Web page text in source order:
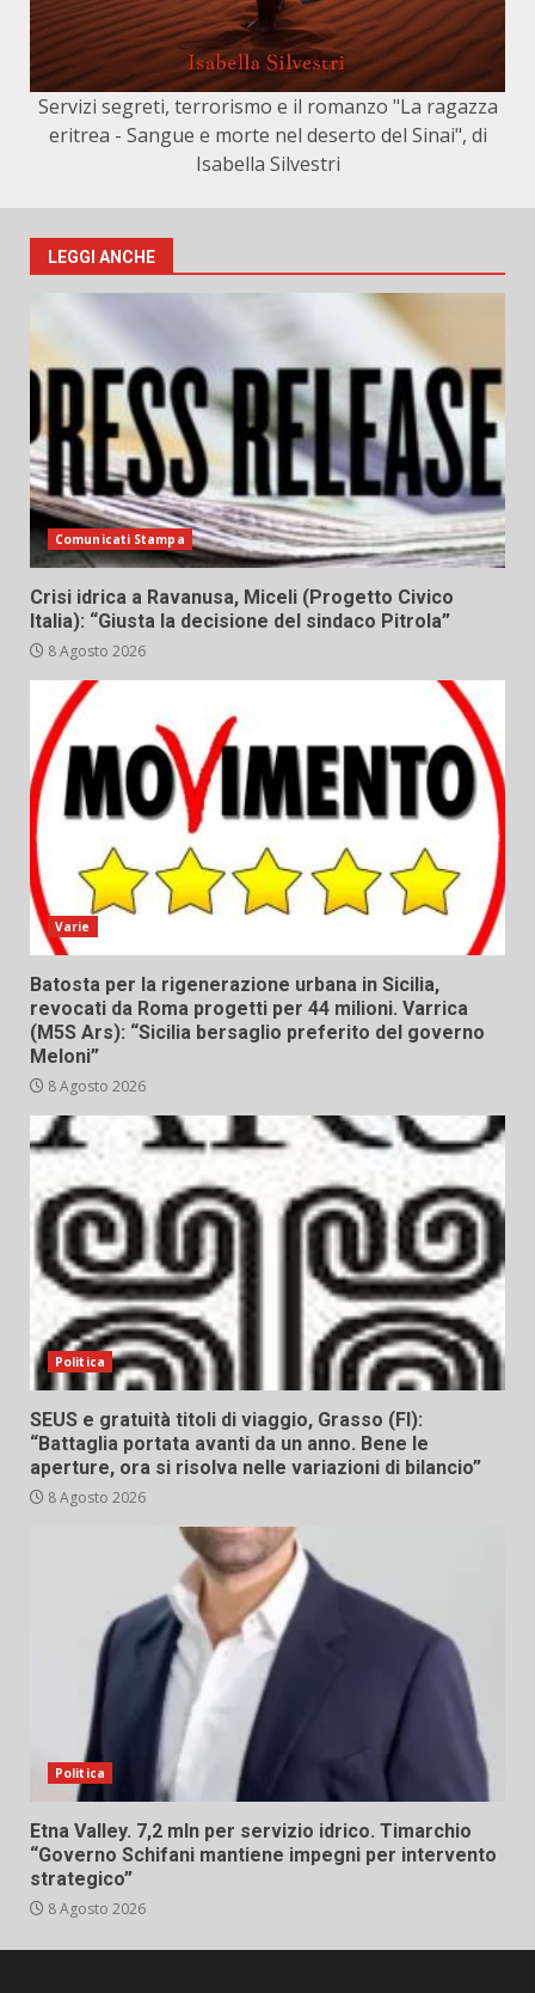
Servizi segreti, terrorismo e il romanzo "La ragazza
eritrea - Sangue e morte nel deserto del Sinai", di
Isabella Silvestri
LEGGI ANCHE
Comunicati Stampa
Crisi idrica a Ravanusa, Miceli (Progetto Civico
Italia): “Giusta la decisione del sindaco Pitrola”
8 Agosto 2026
Varie
Batosta per la rigenerazione urbana in Sicilia,
revocati da Roma progetti per 44 milioni. Varrica
(M5S Ars): “Sicilia bersaglio preferito del governo
Meloni”
8 Agosto 2026
Politica
SEUS e gratuità titoli di viaggio, Grasso (FI):
“Battaglia portata avanti da un anno. Bene le
aperture, ora si risolva nelle variazioni di bilancio”
8 Agosto 2026
Politica
Etna Valley. 7,2 mln per servizio idrico. Timarchio
“Governo Schifani mantiene impegni per intervento
strategico”
8 Agosto 2026